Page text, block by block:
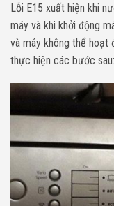
Lỗi E15 xuất hiện khi
máy và khi khởi động
và máy không thể hoạt
thực hiện các bước sau: